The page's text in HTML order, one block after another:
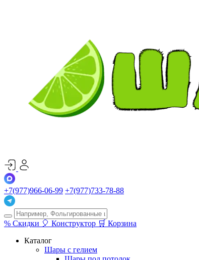
+7(977)966-06-99 +7(977)733-78-88
% Скидки 🎈 Конструктор 🛒 Корзина
Каталог
Шары с гелием